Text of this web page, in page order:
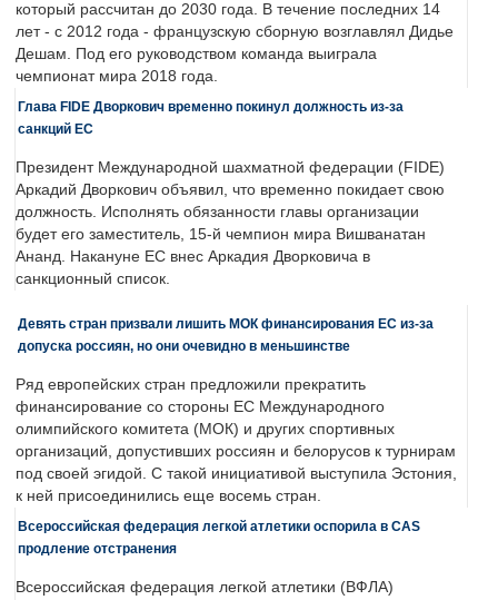
который рассчитан до 2030 года. В течение последних 14
лет - с 2012 года - французскую сборную возглавлял Дидье
Дешам. Под его руководством команда выиграла
чемпионат мира 2018 года.
Глава FIDE Дворкович временно покинул должность из-за
санкций ЕС
Президент Международной шахматной федерации (FIDE)
Аркадий Дворкович объявил, что временно покидает свою
должность. Исполнять обязанности главы организации
будет его заместитель, 15-й чемпион мира Вишванатан
Ананд. Накануне ЕС внес Аркадия Дворковича в
санкционный список.
Девять стран призвали лишить МОК финансирования ЕС из-за
допуска россиян, но они очевидно в меньшинстве
Ряд европейских стран предложили прекратить
финансирование со стороны ЕС Международного
олимпийского комитета (МОК) и других спортивных
организаций, допустивших россиян и белорусов к турнирам
под своей эгидой. С такой инициативой выступила Эстония,
к ней присоединились еще восемь стран.
Всероссийская федерация легкой атлетики оспорила в CAS
продление отстранения
Всероссийская федерация легкой атлетики (ВФЛА)